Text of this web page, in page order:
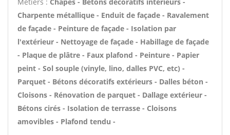
Charpente métallique - Enduit de façade - Ravalement
de façade - Peinture de façade - Isolation par
l'extérieur - Nettoyage de façade - Habillage de façade
- Plaque de plâtre - Faux plafond - Peinture - Papier
peint - Sol souple (vinyle, lino, dalles PVC, etc) -
Parquet - Bétons décoratifs extérieurs - Dalles béton -
Cloisons - Rénovation de parquet - Dallage extérieur -
Bétons cirés - Isolation de terrasse - Cloisons
amovibles - Plafond tendu -